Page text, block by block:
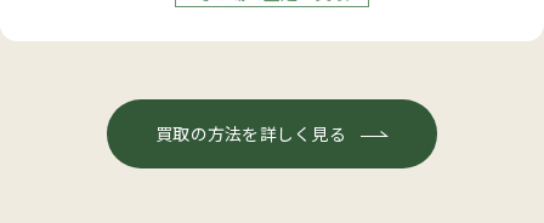
買取の方法を詳しく見る